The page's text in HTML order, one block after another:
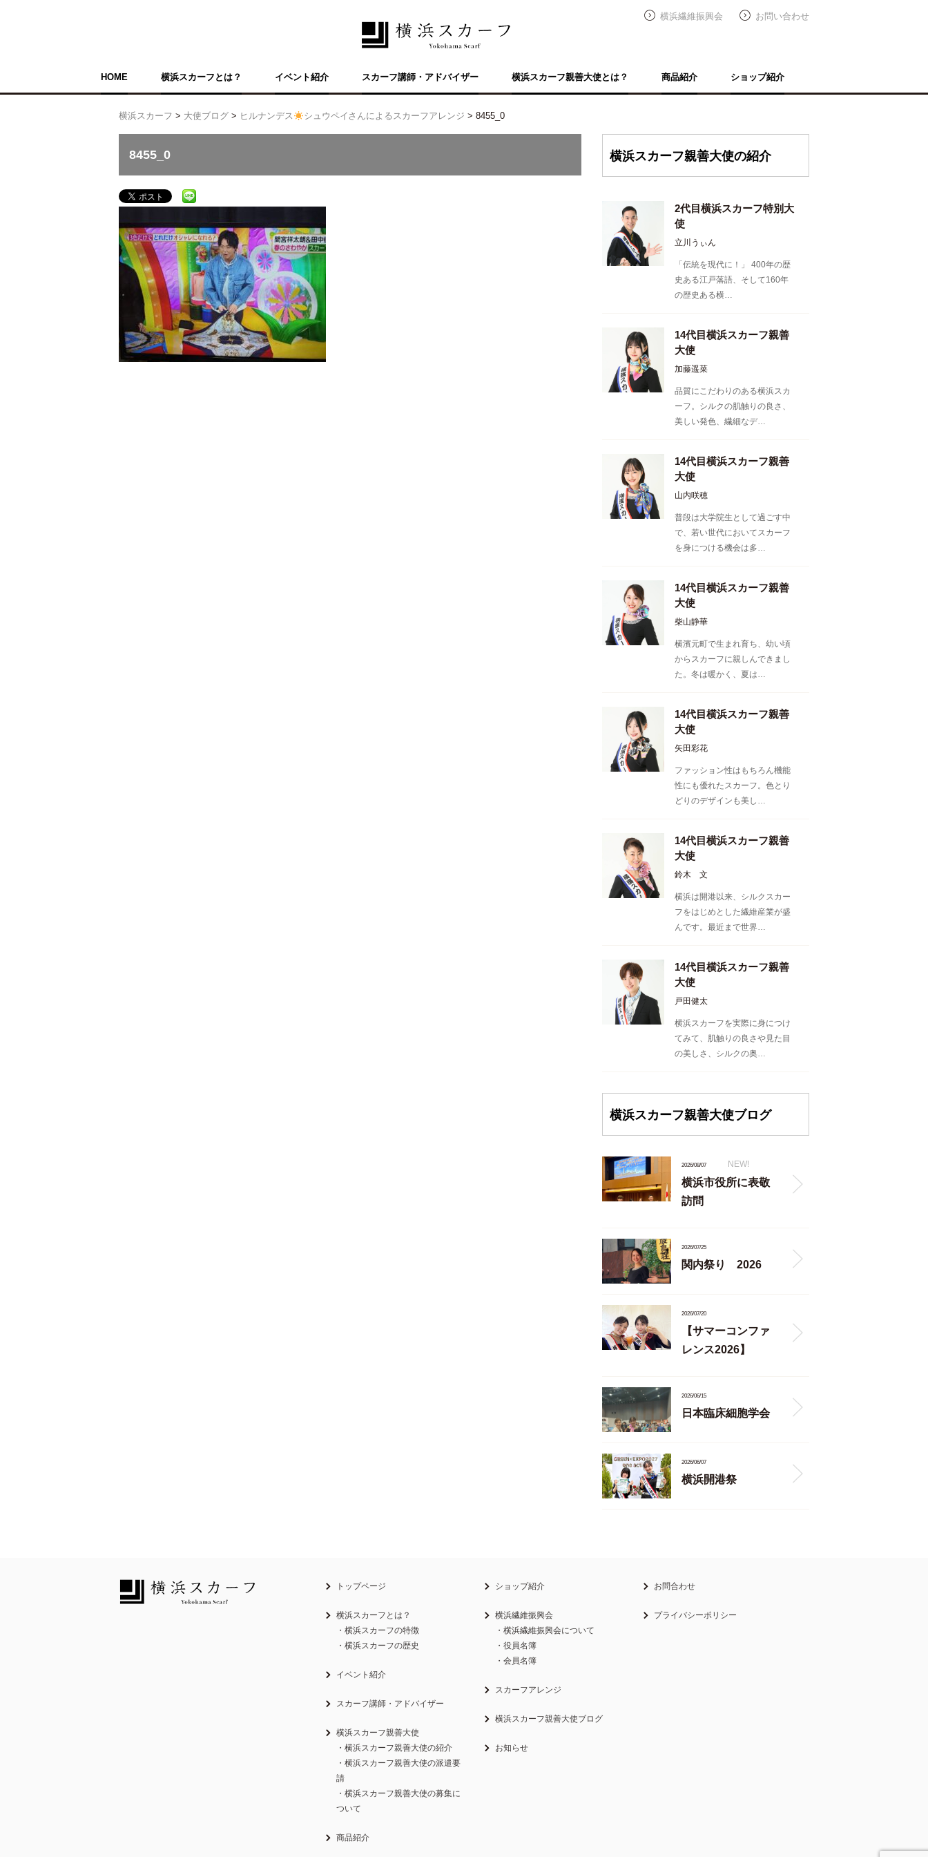
横浜繊維振興会 お問い合わせ
HOME 横浜スカーフとは？ イベント紹介 スカーフ講師・アドバイザー 横浜スカーフ親善大使とは？ 商品紹介 ショップ紹介
横浜スカーフ > 大使ブログ> ヒルナンデス シュウペイさんによるスカーフアレンジ >8455_0
8455_0 横浜スカーフ親善大使の紹介
2代目横浜スカーフ特別大
使
立川うぃん
「伝統を現代に！」 400年の歴
史ある江戸落語、そして160年
の歴史ある横…
14代目横浜スカーフ親善
大使
加藤遥菜
品質にこだわりのある横浜スカ
ーフ。シルクの肌触りの良さ、
美しい発色、繊細なデ…
14代目横浜スカーフ親善
大使
山内咲穂
普段は大学院生として過ごす中
で、若い世代においてスカーフ
を身につける機会は多…
14代目横浜スカーフ親善
大使
柴山静華
横濱元町で生まれ育ち、幼い頃
からスカーフに親しんできまし
た。冬は暖かく、夏は…
14代目横浜スカーフ親善
大使
矢田彩花
ファッション性はもちろん機能
性にも優れたスカーフ。色とり
どりのデザインも美し…
14代目横浜スカーフ親善
大使
鈴木 文
横浜は開港以来、シルクスカー
フをはじめとした繊維産業が盛
んです。最近まで世界…
14代目横浜スカーフ親善
大使
戸田健太
横浜スカーフを実際に身につけ
てみて、肌触りの良さや見た目
の美しさ、シルクの奥…
横浜スカーフ親善大使ブログ
2026/08/07 NEW!
横浜市役所に表敬
訪問
2026/07/25
関内祭り 2026
2026/07/20
【サマーコンファ
レンス2026】
2026/06/15
日本臨床細胞学会
2026/06/07
横浜開港祭
トップページ
横浜スカーフとは？
・横浜スカーフの特徴
・横浜スカーフの歴史
イベント紹介
スカーフ講師・アドバイザー
横浜スカーフ親善大使
・横浜スカーフ親善大使の紹介
・横浜スカーフ親善大使の派遣要
請
・横浜スカーフ親善大使の募集に
ついて
商品紹介
ショップ紹介
横浜繊維振興会
・横浜繊維振興会について
・役員名簿
・会員名簿
スカーフアレンジ
横浜スカーフ親善大使ブログ
お知らせ
お問合わせ
プライバシーポリシー